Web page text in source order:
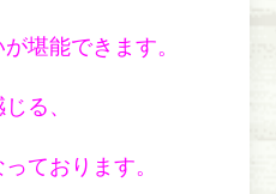
堪能できます。
る、
ております。